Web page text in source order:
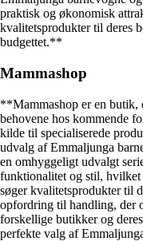
praktisk og økonomisk
kvalitetsprodukter til deres
budgettet.**
Mammashop
**Mammashop er en butik,
behovene hos kommende
kilde til specialiserede
udvalg af Emmaljunga
en omhyggeligt udvalgt
funktionalitet og stil,
søger kvalitetsprodukter til
opfordring til handling, der
forskellige butikker og
perfekte valg af